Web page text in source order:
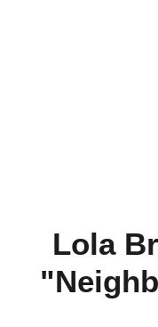
Lola